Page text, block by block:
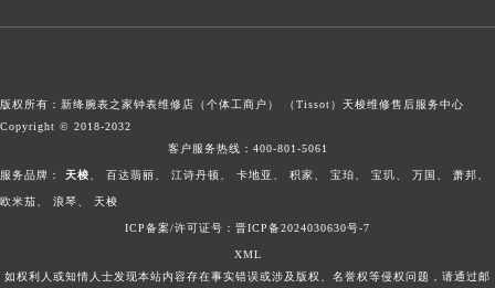
版权所有：新绛腕表之家钟表维修店（个体工商户） （Tissot） 天梭维修售后服务中心
Copyright © 2018-2032
客户服务热线： 400-801-5061
服务品牌： 天梭 百达翡丽 江诗丹顿 卡地亚 积家 宝珀 宝玑 万国 萧邦
欧米茄 浪琴 天梭
ICP备案/许可证号：晋ICP备2024030630号-7
XML
如权利人或知情人士发现本站内容存在事实错误或涉及版权、名誉权等侵权问题，请通过邮